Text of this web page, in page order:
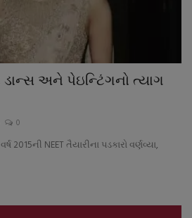
ડાન્સ અને પેઇન્ટિંગનો ત્યાગ
0
2015ની NEET તૈયારીના પડકારો વર્ણવ્યા,